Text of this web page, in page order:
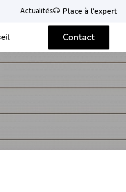
Actualités Place à l'expert
Contact